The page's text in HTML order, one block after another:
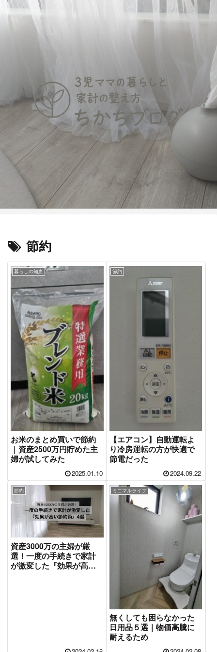
節約
暮らしの知恵
お米のまとめ買いで節約
｜資産2500万円貯めた主
婦が試してみた
2025.01.10
節約
【エアコン】自動運転よ
り冷房運転の方が快適で
節電だった
2024.09.22
節約
資産3000万の主婦が厳
選！一度の手続きで家計
が激変した『効果が高い
ミニマルライフ
無くしても困らなかった
日用品５選｜物価高騰に
耐えるため